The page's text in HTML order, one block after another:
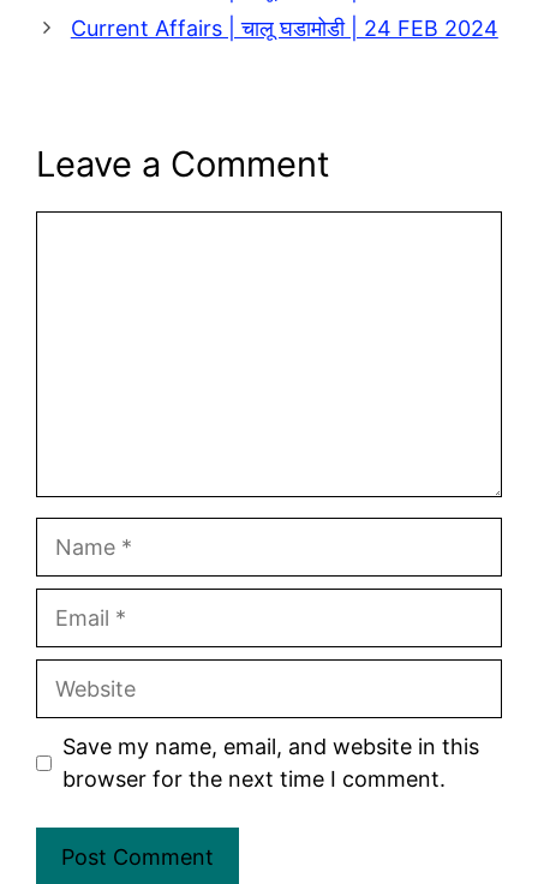
Current Affairs | चालू घडामोडी | 24 FEB 2024
Leave a Comment
Name
Email
Website
Save my name, email, and website in this
browser for the next time I comment.